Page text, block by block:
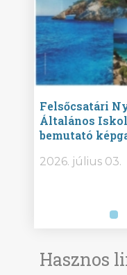
Felsőcsatári
Általános
bemutató
2026. július 03.
Hasznos